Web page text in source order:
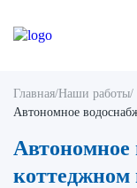
Главная/Наши работы/
Автономное
Автономное
коттеджном